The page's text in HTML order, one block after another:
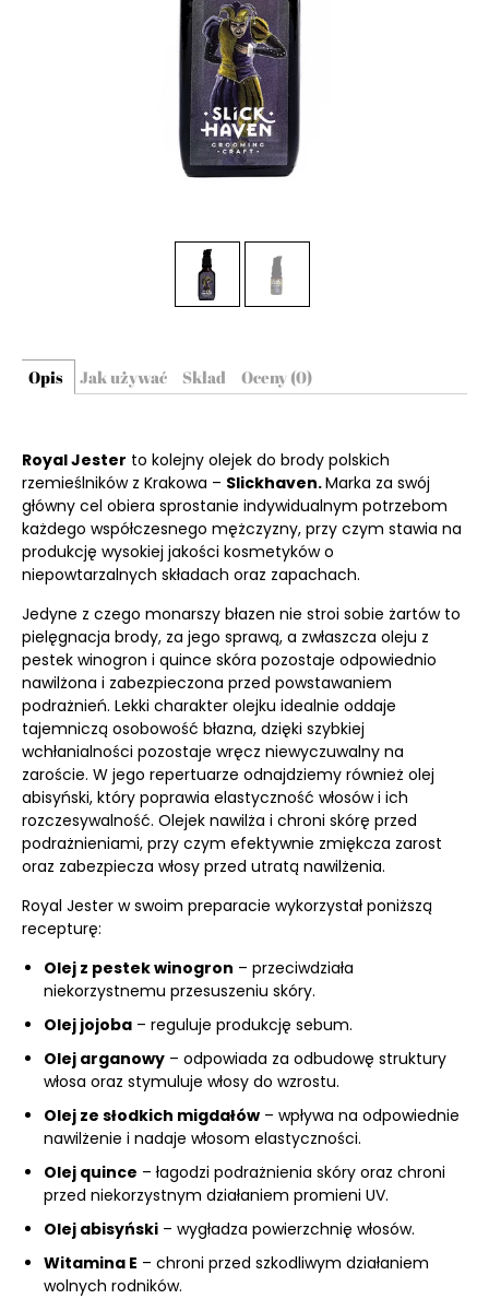
Opis Jak używać Skład Oceny (0)
Royal Jester to kolejny olejek do brody polskich
rzemieślników z Krakowa – Slickhaven.Marka za swój
główny cel obiera sprostanie indywidualnym potrzebom
każdego współczesnego mężczyzny, przy czym stawia na
produkcję wysokiej jakości kosmetyków o
niepowtarzalnych składach oraz zapachach.
Jedyne z czego monarszy błazen nie stroi sobie żartów to
pielęgnacja brody, za jego sprawą, a zwłaszcza oleju z
pestek winogron i quince skóra pozostaje odpowiednio
nawilżona i zabezpieczona przed powstawaniem
podrażnień. Lekki charakter olejku idealnie oddaje
tajemniczą osobowość błazna, dzięki szybkiej
wchłanialności pozostaje wręcz niewyczuwalny na
zaroście. W jego repertuarze odnajdziemy również olej
abisyński, który poprawia elastyczność włosów i ich
rozczesywalność. Olejek nawilża i chroni skórę przed
podrażnieniami, przy czym efektywnie zmiękcza zarost
oraz zabezpiecza włosy przed utratą nawilżenia.
Royal Jester w swoim preparacie wykorzystał poniższą
recepturę:
Olej z pestek winogron – przeciwdziała
niekorzystnemu przesuszeniu skóry.
Olej jojoba – reguluje produkcję sebum.
Olej arganowy – odpowiada za odbudowę struktury
włosa oraz stymuluje włosy do wzrostu.
Olej ze słodkich migdałów – wpływa na odpowiednie
nawilżenie i nadaje włosom elastyczności.
Olej quince – łagodzi podrażnienia skóry oraz chroni
przed niekorzystnym działaniem promieni UV.
Olej abisyński – wygładza powierzchnię włosów.
Witamina E – chroni przed szkodliwym działaniem
wolnych rodników.